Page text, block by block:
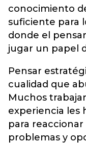
conocimiento
suficiente para
donde el
jugar un papel
Pensar
cualidad que
Muchos
experiencia les
para
problemas y